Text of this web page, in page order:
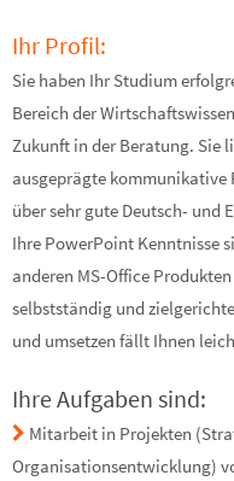
Ihr Profil:
Sie haben Ihr Studium
Bereich der
Zukunft in der Beratung. Sie
ausgeprägte kommunikative
über sehr gute Deutsch- und
Ihre PowerPoint Kenntnisse
anderen MS-Office
selbstständig und
und umsetzen fällt Ihnen
Ihre Aufgaben sind:
Mitarbeit in Projekten
Organisationsentwicklung)